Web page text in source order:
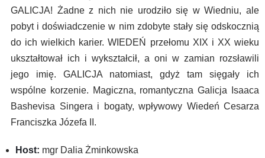
GALICJA! Żadne z nich nie urodziło się w Wiedniu, ale
pobyt i doświadczenie w nim zdobyte stały się odskocznią
do ich wielkich karier. WIEDEŃ przełomu XIX i XX wieku
ukształtował ich i wykształcił, a oni w zamian rozsławili
jego imię. GALICJA natomiast, gdyż tam sięgały ich
wspólne korzenie. Magiczna, romantyczna Galicja Isaaca
Bashevisa Singera i bogaty, wpływowy Wiedeń Cesarza
Franciszka Józefa II.
Host: mgr Dalia Żminkowska